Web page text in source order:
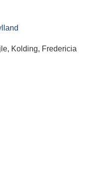
Kolding, Fredericia